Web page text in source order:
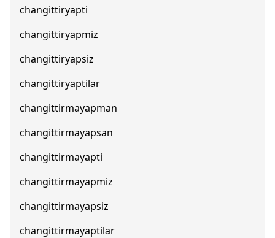
changittiryapti
changittiryapmiz
changittiryapsiz
changittiryaptilar
changittirmayapman
changittirmayapsan
changittirmayapti
changittirmayapmiz
changittirmayapsiz
changittirmayaptilar